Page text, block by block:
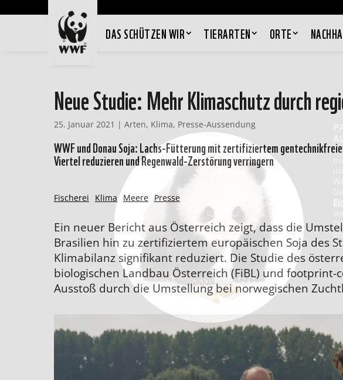
DAS SCHÜTZEN WIR TIERARTEN ORTE
Neue Studie: Mehr Klimaschutz durch
25. Januar 2021 | Arten, Klima, Presse-Aussendung
WWF und Donau Soja: Lachs-Fütterung mit zertifiziertem
Viertel reduzieren und Regenwald-Zerstörung verringern
Fischerei Klima Meere Presse
Ein neuer Bericht aus Österreich zeigt, dass die
Brasilien hin zu zertifiziertem europäischen Soja des
Klimabilanz signifikant reduziert. Die Studie des
biologischen Landbau Österreich (FiBL) und footprint-
Ausstoß durch die Umstellung bei norwegischen